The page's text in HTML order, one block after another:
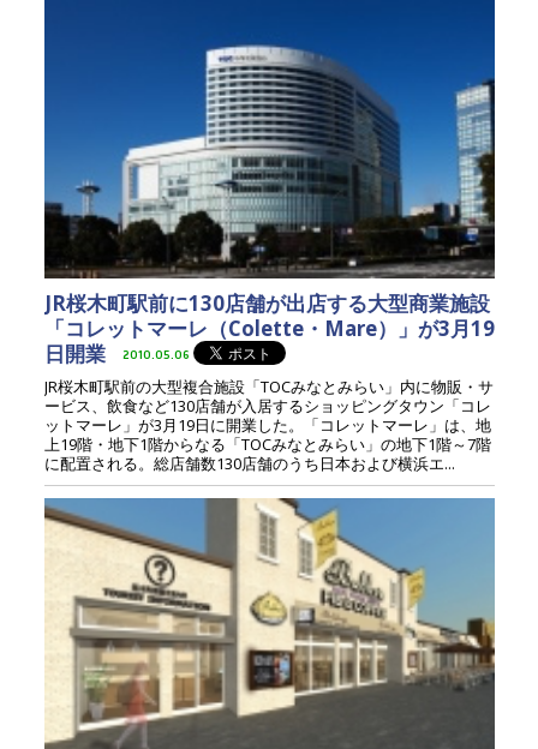
JR桜木町駅前に130店舗が出店する大型商業施設
「コレットマーレ（Colette・Mare）」が3月19
日開業
2010.05.06
JR桜木町駅前の大型複合施設「TOCみなとみらい」内に物販・サ
ービス、飲食など130店舗が入居するショッピングタウン「コレ
ットマーレ」が3月19日に開業した。「コレットマーレ」は、地
上19階・地下1階からなる「TOCみなとみらい」の地下1階～7階
に配置される。総店舗数130店舗のうち日本および横浜エ...